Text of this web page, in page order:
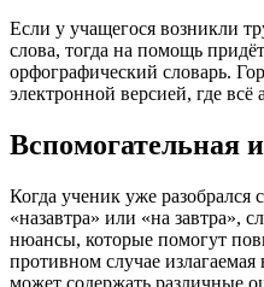
Если у учащегося возникли
слова, тогда на помощь
орфографический словарь.
электронной версией, где всё
Вспомогательная
Когда ученик уже
«назавтра» или «на завтра»,
нюансы, которые помогут
противном случае
может содержать различные